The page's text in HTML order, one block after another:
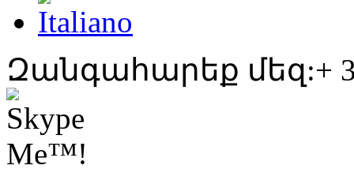
Զանգահարեք մեզ:+